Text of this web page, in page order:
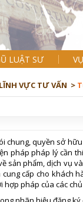
LUẬT SƯ
LĨNH VỰC TƯ VẤN >
chung, quyền sở
pháp pháp lý cần
sản phẩm, dịch vụ
cấp cho khách
hợp pháp của các